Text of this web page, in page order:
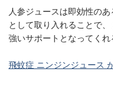
人参ジュースは即効性の
として取り入れることで
強いサポートとなってくれ
飛蚊症 ニンジンジュース